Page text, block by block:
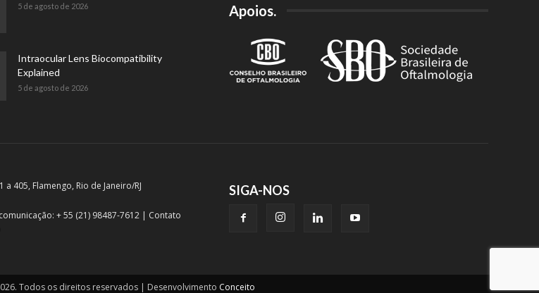
5 de agosto de 2026
Intraocular Lens Biocompatibility
Explained
5 de agosto de 2026
Apoios.
405, Flamengo, Rio de Janeiro/RJ
+ 55 (21) 98487-7612 | Contato
SIGA-NOS
Todos os direitos reservados | Desenvolvimento Conceito